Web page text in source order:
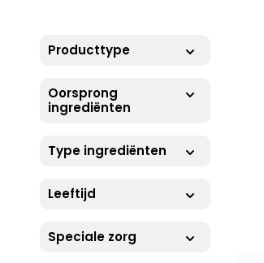
Producttype
Oorsprong
ingrediënten
Type ingrediënten
Leeftijd
Speciale zorg